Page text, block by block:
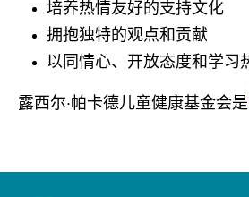
培养热情友好的支持文化
拥抱独特的观点和贡献
以同情心、开放态度和学习
露西尔·帕卡德儿童健康基金会是